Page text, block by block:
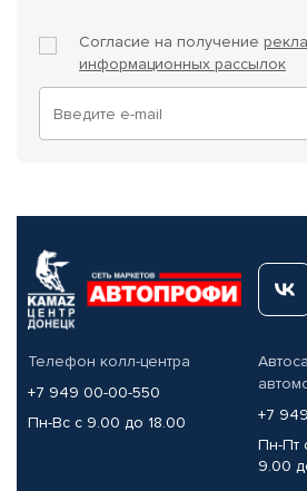
Согласие на получение
информационных рассылок
Телефон колл-центра
+7 949 00-00-550
Пн-Вс с 9.00 до 18.00
+7
Пн-Пт
9.00